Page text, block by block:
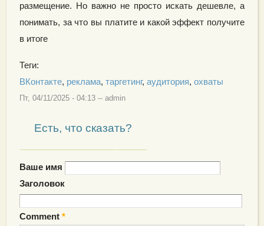
размещение. Но важно не просто искать дешевле, а
понимать, за что вы платите и какой эффект получите
в итоге
Теги:
ВКонтакте, реклама, таргетинг, аудитория, охваты
Пт, 04/11/2025 - 04:13-- admin
Есть, что сказать?
Ваше имя
Заголовок
Comment *